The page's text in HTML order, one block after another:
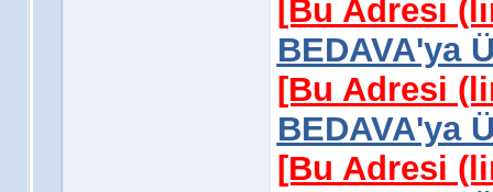
[Bu Adresi
BEDAVA'ya
[Bu Adresi
BEDAVA'ya
[Bu Adresi